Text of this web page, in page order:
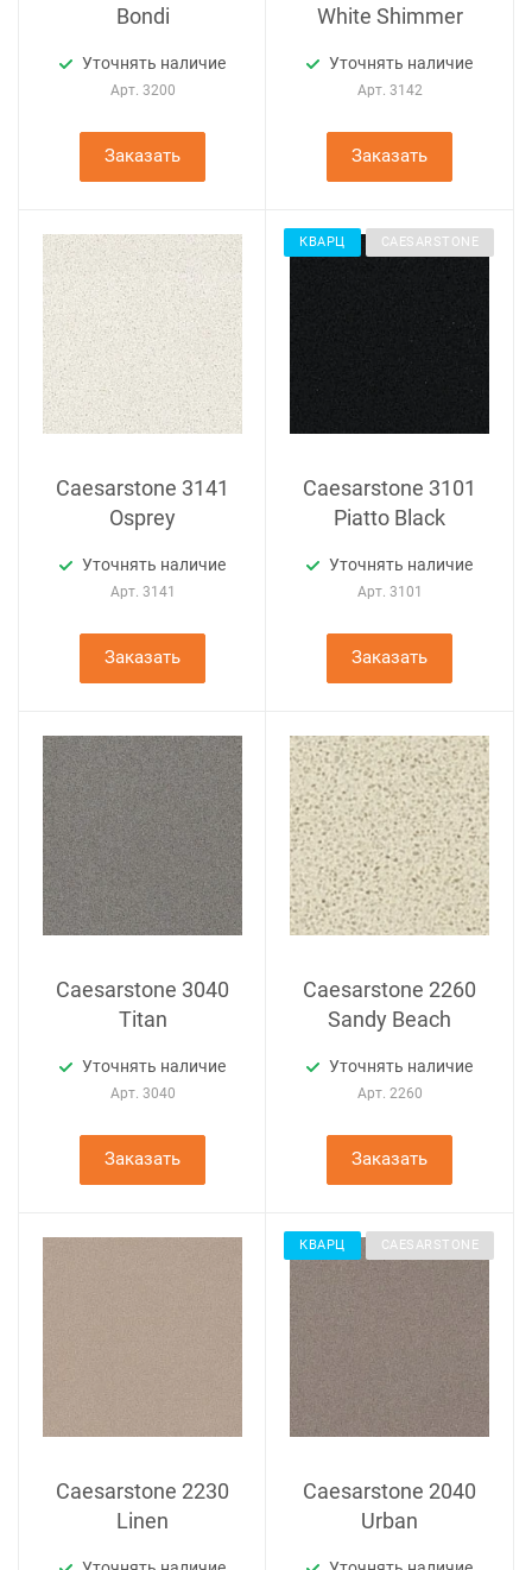
Bondi
Уточнять наличие
Арт. 3200
Заказать
White Shimmer
Уточнять наличие
Арт. 3142
Заказать
Caesarstone 3141
Osprey
Уточнять наличие
Арт. 3141
Заказать
КВАРЦ CAESARSTONE
Caesarstone 3101
Piatto Black
Уточнять наличие
Арт. 3101
Заказать
Caesarstone 3040
Titan
Уточнять наличие
Арт. 3040
Заказать
Caesarstone 2260
Sandy Beach
Уточнять наличие
Арт. 2260
Заказать
Caesarstone 2230
Linen
КВАРЦ CAESARSTONE
Caesarstone 2040
Urban